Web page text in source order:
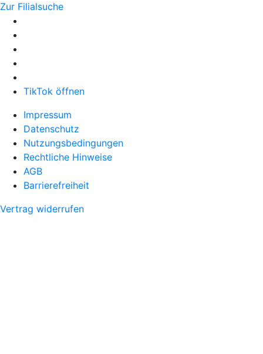
Zur Filialsuche
TikTok öffnen
Impressum
Datenschutz
Nutzungsbedingungen
Rechtliche Hinweise
AGB
Barrierefreiheit
Vertrag widerrufen